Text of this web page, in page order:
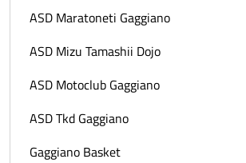
ASD Maratoneti Gaggiano
ASD Mizu Tamashii Dojo
ASD Motoclub Gaggiano
ASD Tkd Gaggiano
Gaggiano Basket